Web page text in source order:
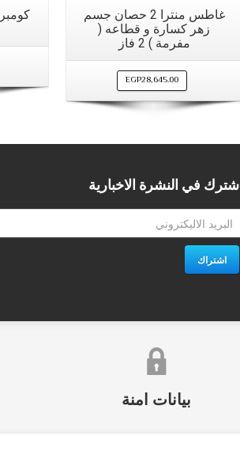
مشاهدة سريعةغاطس منترا 2 حصان جسم
زهر كسارة و قطاعه (
مفرمة ) 2 فاز
EGP28,645.00
اشترك في النشرة الاخبارية
اشتراك
بيانات امنة